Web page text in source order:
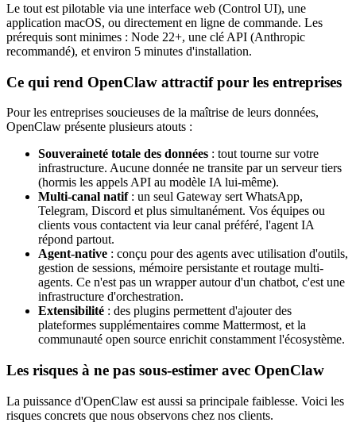
Le tout est pilotable via une interface web (Control UI), une
application macOS, ou directement en ligne de commande. Les
prérequis sont minimes : Node 22+, une clé API (Anthropic
recommandé), et environ 5 minutes d'installation.
Ce qui rend OpenClaw attractif pour les entreprises
Pour les entreprises soucieuses de la maîtrise de leurs données,
OpenClaw présente plusieurs atouts :
Souveraineté totale des données : tout tourne sur votre
infrastructure. Aucune donnée ne transite par un serveur tiers
(hormis les appels API au modèle IA lui-même).
Multi-canal natif: un seul Gateway sert WhatsApp,
Telegram, Discord et plus simultanément. Vos équipes ou
clients vous contactent via leur canal préféré, l'agent IA
répond partout.
Agent-native : conçu pour des agents avec utilisation d'outils,
gestion de sessions, mémoire persistante et routage multi-
agents. Ce n'est pas un wrapper autour d'un chatbot, c'est une
infrastructure d'orchestration.
Extensibilité : des plugins permettent d'ajouter des
plateformes supplémentaires comme Mattermost, et la
communauté open source enrichit constamment l'écosystème.
Les risques à ne pas sous-estimer avec OpenClaw
La puissance d'OpenClaw est aussi sa principale faiblesse. Voici les
risques concrets que nous observons chez nos clients.